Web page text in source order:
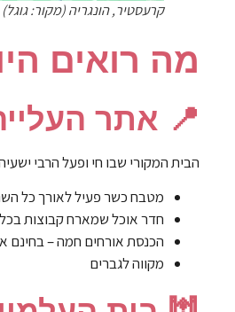
קרעסטיר, הונגריה (מקור: גוגל)
מה רואים
📍 אתר
הבית המקורי שבו חי ופעל הרבי
מטבח כשר פעיל לאורך כל
חדר אוכל שמארח קבוצות
הכנסת אורחים חמה – בחינם
מקווה לגברים